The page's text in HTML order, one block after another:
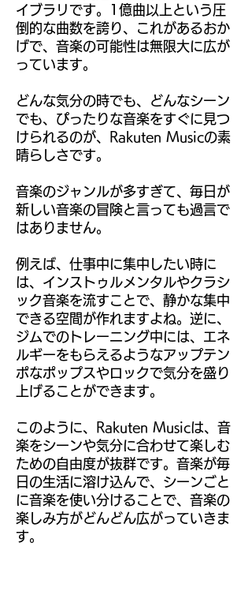
イブラリです。1億曲以上という圧
倒的な曲数を誇り、これがあるおか
げで、音楽の可能性は無限大に広が
っています。
どんな気分の時でも、どんなシーン
でも、ぴったりな音楽をすぐに見つ
けられるのが、Rakuten Musicの素
晴らしさです。
音楽のジャンルが多すぎて、毎日が
新しい音楽の冒険と言っても過言で
はありません。
例えば、仕事中に集中したい時に
は、インストゥルメンタルやクラシ
ック音楽を流すことで、静かな集中
できる空間が作れますよね。逆に、
ジムでのトレーニング中には、エネ
ルギーをもらえるようなアップテン
ポなポップスやロックで気分を盛り
上げることができます。
このように、Rakuten Musicは、音
楽をシーンや気分に合わせて楽しむ
ための自由度が抜群です。音楽が毎
日の生活に溶け込んで、シーンごと
に音楽を使い分けることで、音楽の
楽しみ方がどんどん広がっていきま
す。